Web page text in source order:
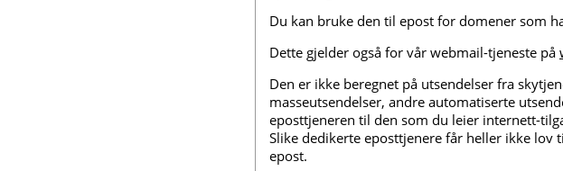
Du kan bruke den til epost for domener som
Dette gjelder også for vår webmail-tjeneste på
Den er ikke beregnet på utsendelser fra
masseutsendelser, andre automatiserte
eposttjeneren til den som du leier internett-
Slike dedikerte eposttjenere får heller ikke lov
epost.